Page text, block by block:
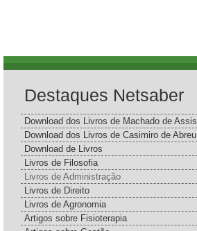
Destaques Netsaber
Download dos Livros de Machado de Assis
Download dos Livros de Casimiro de Abreu
Download de Livros
Livros de Filosofia
Livros de Administração
Livros de Direito
Livros de Agronomia
Artigos sobre Fisioterapia